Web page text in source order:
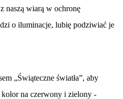
naszą wiarą w ochronę
o iluminacje, lubię podziwiać je
„Świąteczne światła”, aby
kolor na czerwony i zielony -